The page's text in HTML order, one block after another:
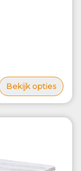
Bekijk opties